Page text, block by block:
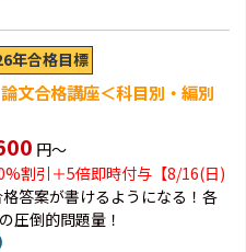
年合格目標
文合格講座＜科目別・編別
円～
割引＋5倍即時付与【8/16(日)
答案が書けるようになる！各
圧倒的問題量！